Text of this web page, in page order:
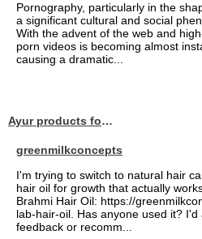
Pornography, particularly in the
a significant cultural and social
With the advent of the web and
porn videos is becoming almost
causing a dramatic...
Ayur products for hair
greenmilkconcepts
I'm trying to switch to natural hair
hair oil for growth that actually
Brahmi Hair Oil: https://
lab-hair-oil. Has anyone used it?
feedback or recomm...